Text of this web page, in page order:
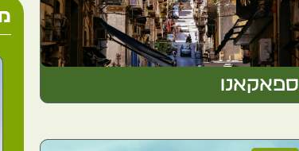
ספאקאנו